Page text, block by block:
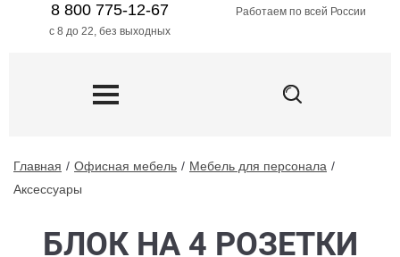
8 800 775-12-67
с 8 до 22, без выходных
Работаем по всей России
Главная Офисная мебель
Мебель для персонала
Аксессуары
БЛОК НА 4 РОЗЕТКИ